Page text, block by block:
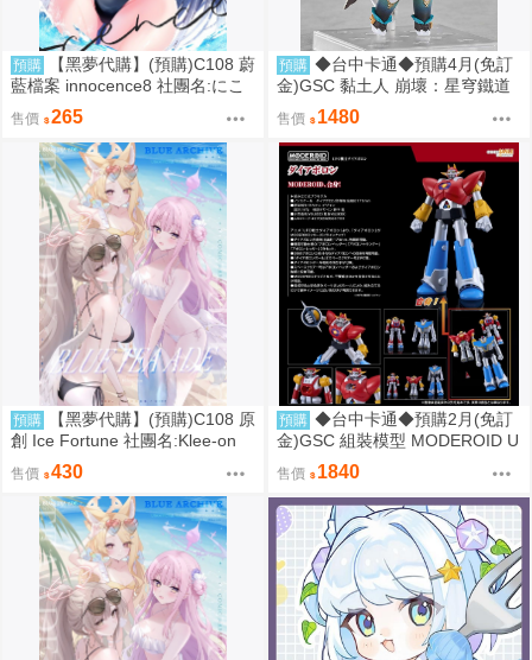
預購
【黑夢代購】(預購)C108 蔚
藍檔案 innocence8 社團名:にこ
にこげんき 繪師:子野日
售價 265
預購 ◆台中卡通◆預購4月(免訂
金)GSC 黏土人 崩壞：星穹鐵道
流螢 0906
售價 1480
預購
【黑夢代購】(預購)C108 原
創 Ice Fortune 社團名:Klee-on
繪師:Klee-on
售價 430
預購 ◆台中卡通◆預購2月(免訂
金)GSC 組裝模型 MODEROID U
FO戰士阿波羅 大阿波羅 0906
售價 1840